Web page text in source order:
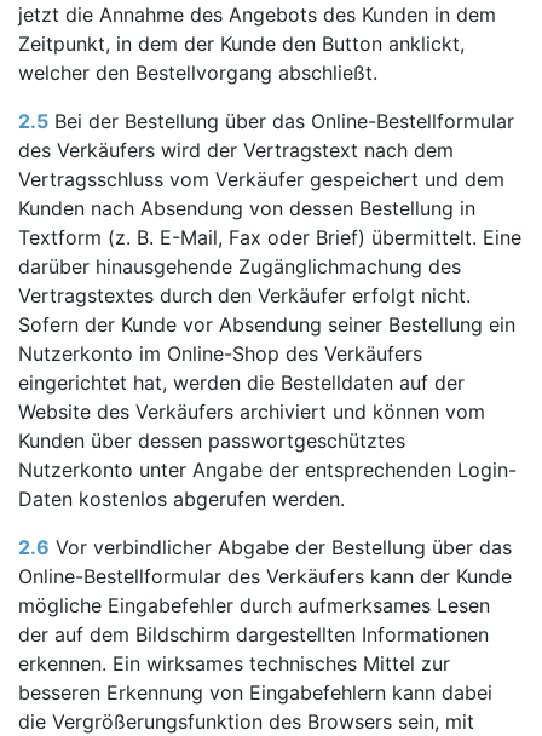
jetzt die Annahme des Angebots des Kunden in dem
Zeitpunkt, in dem der Kunde den Button anklickt,
welcher den Bestellvorgang abschließt.
2.5 Bei der Bestellung über das Online-Bestellformular
des Verkäufers wird der Vertragstext nach dem
Vertragsschluss vom Verkäufer gespeichert und dem
Kunden nach Absendung von dessen Bestellung in
Textform (z. B. E-Mail, Fax oder Brief) übermittelt. Eine
darüber hinausgehende Zugänglichmachung des
Vertragstextes durch den Verkäufer erfolgt nicht.
Sofern der Kunde vor Absendung seiner Bestellung ein
Nutzerkonto im Online-Shop des Verkäufers
eingerichtet hat, werden die Bestelldaten auf der
Website des Verkäufers archiviert und können vom
Kunden über dessen passwortgeschütztes
Nutzerkonto unter Angabe der entsprechenden Login-
Daten kostenlos abgerufen werden.
2.6 Vor verbindlicher Abgabe der Bestellung über das
Online-Bestellformular des Verkäufers kann der Kunde
mögliche Eingabefehler durch aufmerksames Lesen
der auf dem Bildschirm dargestellten Informationen
erkennen. Ein wirksames technisches Mittel zur
besseren Erkennung von Eingabefehlern kann dabei
die Vergrößerungsfunktion des Browsers sein, mit